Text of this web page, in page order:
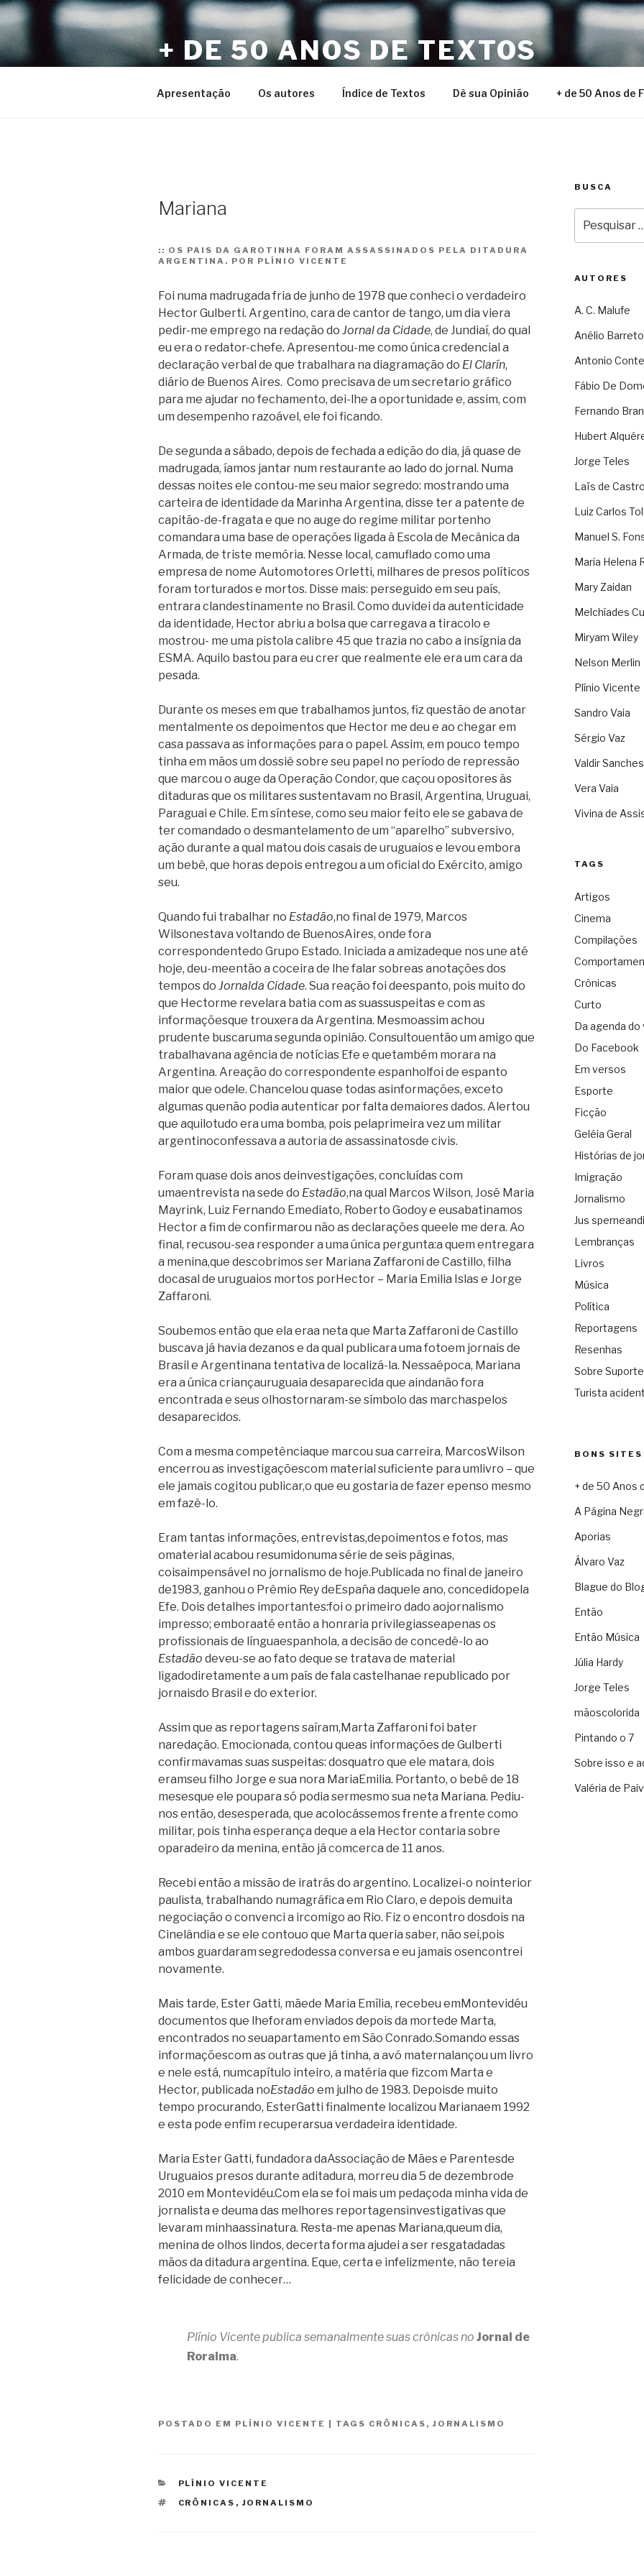
Pular
para
o
conteúdo
+ DE 50 ANOS DE TEXTOS
Apresentação Os autores Índice de Textos Dê sua Opinião + de 50 Anos de
Mariana
:: OS PAIS DA GAROTINHA FORAM ASSASSINADOS PELA DITADURA
ARGENTINA. POR PLÍNIO VICENTE
Foi numa madrugada fria de junho de 1978 que conheci o verdadeiro
Hector Gulberti. Argentino, cara de cantor de tango, um dia viera
pedir-me emprego na redação do Jornal da Cidade, de Jundiaí, do qual
eu era o redator-chefe. Apresentou-me como única credencial a
declaração verbal de que trabalhara na diagramação do El Clarín,
diário de Buenos Aires. Como precisava de um secretario gráfico
para me ajudar no fechamento, dei-lhe a oportunidade e, assim, com
um desempenho razoável, ele foi ficando.
De segunda a sábado, depois de fechada a edição do dia, já quase de
madrugada, íamos jantar num restaurante ao lado do jornal. Numa
dessas noites ele contou-me seu maior segredo: mostrando uma
carteira de identidade da Marinha Argentina, disse ter a patente de
capitão-de-fragata e que no auge do regime militar portenho
comandara uma base de operações ligada à Escola de Mecânica da
Armada, de triste memória. Nesse local, camuflado como uma
empresa de nome Automotores Orletti, milhares de presos políticos
foram torturados e mortos. Disse mais: perseguido em seu país,
entrara clandestinamente no Brasil. Como duvidei da autenticidade
da identidade, Hector abriu a bolsa que carregava a tiracolo e
mostrou- me uma pistola calibre 45 que trazia no cabo a insígnia da
ESMA. Aquilo bastou para eu crer que realmente ele era um cara da
pesada.
Durante os meses em que trabalhamos juntos, fiz questão de anotar
mentalmente os depoimentos que Hector me deu e ao chegar em
casa passava as informações para o papel. Assim, em pouco tempo
tinha em mãos um dossiê sobre seu papel no período de repressão
que marcou o auge da Operação Condor, que caçou opositores às
ditaduras que os militares sustentavam no Brasil, Argentina, Uruguai,
Paraguai e Chile. Em síntese, como seu maior feito ele se gabava de
ter comandado o desmantelamento de um “aparelho” subversivo,
ação durante a qual matou dois casais de uruguaios e levou embora
um bebê, que horas depois entregou a um oficial do Exército, amigo
seu.
Quando fui trabalhar no Estadão,no final de 1979, Marcos
Wilsonestava voltando de BuenosAires, onde fora
correspondentedo Grupo Estado. Iniciada a amizadeque nos une até
hoje, deu-meentão a coceira de lhe falar sobreas anotações dos
tempos do Jornalda Cidade. Sua reação foi deespanto, pois muito do
que Hectorme revelara batia com as suassuspeitas e com as
informaçõesque trouxera da Argentina. Mesmoassim achou
prudente buscaruma segunda opinião. Consultouentão um amigo que
trabalhavana agência de notícias Efe e quetambém morara na
Argentina. Areação do correspondente espanholfoi de espanto
maior que odele. Chancelou quase todas asinformações, exceto
algumas quenão podia autenticar por falta demaiores dados. Alertou
que aquilotudo era uma bomba, pois pelaprimeira vez um militar
argentinoconfessava a autoria de assassinatosde civis.
Foram quase dois anos deinvestigações, concluídas com
umaentrevista na sede do Estadão,na qual Marcos Wilson, José Maria
Mayrink, Luiz Fernando Emediato, Roberto Godoy e eusabatinamos
Hector a fim de confirmarou não as declarações queele me dera. Ao
final, recusou-sea responder a uma única pergunta:a quem entregara
a menina,que descobrimos ser Mariana Zaffaroni de Castillo, filha
docasal de uruguaios mortos porHector – Maria Emilia Islas e Jorge
Zaffaroni.
Soubemos então que ela eraa neta que Marta Zaffaroni de Castillo
buscava já havia dezanos e da qual publicara uma fotoem jornais de
Brasil e Argentinana tentativa de localizá-la. Nessaépoca, Mariana
era a única criançauruguaia desaparecida que aindanão fora
encontrada e seus olhostornaram-se símbolo das marchaspelos
desaparecidos.
Com a mesma competênciaque marcou sua carreira, MarcosWilson
encerrou as investigaçõescom material suficiente para umlivro – que
ele jamais cogitou publicar,o que eu gostaria de fazer epenso mesmo
em fazê-lo.
Eram tantas informações, entrevistas,depoimentos e fotos, mas
omaterial acabou resumidonuma série de seis páginas,
coisaimpensável no jornalismo de hoje.Publicada no final de janeiro
de1983, ganhou o Prêmio Rey deEspaña daquele ano, concedidopela
Efe. Dois detalhes importantes:foi o primeiro dado aojornalismo
impresso; emboraaté então a honraria privilegiasseapenas os
profissionais de línguaespanhola, a decisão de concedê-lo ao
Estadão deveu-se ao fato deque se tratava de material
ligadodiretamente a um país de fala castelhanae republicado por
jornaisdo Brasil e do exterior.
Assim que as reportagens saíram,Marta Zaffaroni foi bater
naredação. Emocionada, contou queas informações de Gulberti
confirmavamas suas suspeitas: dosquatro que ele matara, dois
eramseu filho Jorge e sua nora MariaEmilia. Portanto, o bebê de 18
mesesque ele poupara só podia sermesmo sua neta Mariana. Pediu-
nos então, desesperada, que acolocássemos frente a frente como
militar, pois tinha esperança deque a ela Hector contaria sobre
oparadeiro da menina, então já comcerca de 11 anos.
Recebi então a missão de iratrás do argentino. Localizei-o nointerior
paulista, trabalhando numagráfica em Rio Claro, e depois demuita
negociação o convenci a ircomigo ao Rio. Fiz o encontro dosdois na
Cinelândia e se ele contouo que Marta queria saber, não sei,pois
ambos guardaram segredodessa conversa e eu jamais osencontrei
novamente.
Mais tarde, Ester Gatti, mãede Maria Emília, recebeu emMontevidéu
documentos que lheforam enviados depois da mortede Marta,
encontrados no seuapartamento em São Conrado.Somando essas
informaçõescom as outras que já tinha, a avó maternalançou um livro
e nele está, numcapítulo inteiro, a matéria que fizcom Marta e
Hector, publicada noEstadão em julho de 1983. Depoisde muito
tempo procurando, EsterGatti finalmente localizou Marianaem 1992
e esta pode enfim recuperarsua verdadeira identidade.
Maria Ester Gatti, fundadora daAssociação de Mães e Parentesde
Uruguaios presos durante aditadura, morreu dia 5 de dezembrode
2010 em Montevidéu.Com ela se foi mais um pedaçoda minha vida de
jornalista e deuma das melhores reportagensinvestigativas que
levaram minhaassinatura. Resta-me apenas Mariana,queum dia,
menina de olhos lindos, decerta forma ajudei a ser resgatadadas
mãos da ditadura argentina. Eque, certa e infelizmente, não tereia
felicidade de conhecer…
Plínio Vicente publica semanalmente suas crônicas no Jornal de
Roraima.
POSTADO EM PLÍNIO VICENTE | TAGS CRÔNICAS , JORNALISMO
CATEGORIAS
PLÍNIO VICENTE
TAGS
CRÔNICAS , JORNALISMO
BUSCA
por:
AUTORES
A. C. Malufe
Anélio Barreto
Antonio
Fábio De
Fernando
Hubert
Jorge Teles
Laïs de Castro
Luiz Carlos
Manuel S.
Maria Helena
Mary Zaidan
Melchíades
Miryam Wiley
Nelson Merlin
Plínio Vicente
Sandro Vaia
Sérgio Vaz
Valdir Sanches
Vera Vaia
Vivina de
TAGS
Artigos
Cinema
Compilações
Crônicas
Curto
Da agenda do
Do Facebook
Em versos
Esporte
Ficção
Geléia Geral
Histórias de
Imigração
Jornalismo
Jus sperneandi
Lembranças
Livros
Música
Política
Reportagens
Resenhas
Sobre
Turista
BONS SITES
+ de 50 Anos
A Página
Aporias
Álvaro Vaz
Blague do
Então
Então Música
Júlia Hardy
Jorge Teles
mãoscolorida
Pintando o 7
Sobre isso e
Valéria de